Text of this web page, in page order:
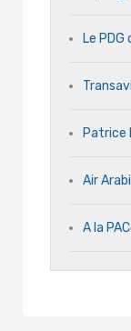
Le
Patrice
Air
A la